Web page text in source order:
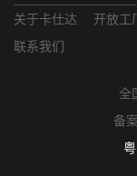
关于卡仕达 开放工
联系我们
全
备